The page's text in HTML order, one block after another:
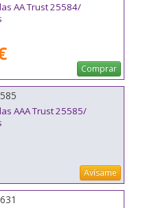
AA Trust 25584/
Comprar
AAA Trust 25585/
Avísame